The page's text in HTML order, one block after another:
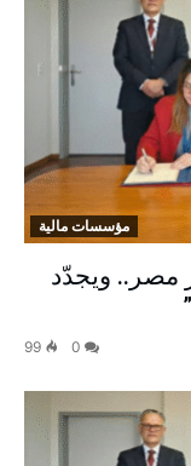
مؤسسات مالية
مصر.. ويجدّد
0
99